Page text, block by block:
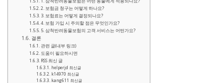
2. 보험금 청구는 어떻게 하나요?
3. 보험료는 어떻게 결정되나요?
4. 보험 가입 시 주의할 점은 무엇인가요?
5. 삼척반려동물보험의 고객 서비스는 어떤가요?
결론
관련 글(내부 링크)
도움이 필요하시면
RSS 최신 글
helperjd 최신글
k14970 최신글
kang611 최신글